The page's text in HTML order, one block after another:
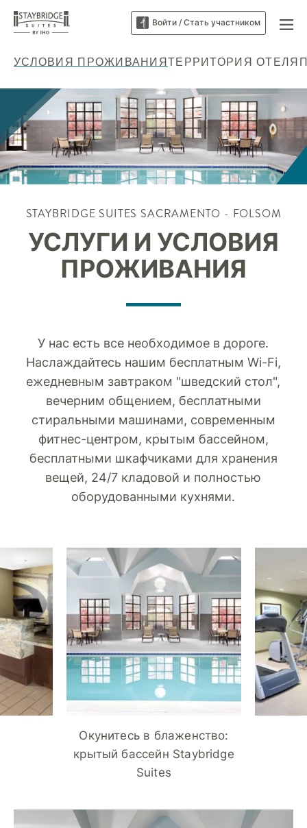
Войти / Стать участником
УСЛОВИЯ ПРОЖИВАНИЯТЕРРИТОРИЯ ОТЕЛЯ
STAYBRIDGE SUITES SACRAMENTO - FOLSOM
УСЛУГИ И УСЛОВИЯ
ПРОЖИВАНИЯ
У нас есть все необходимое в дороге.
Наслаждайтесь нашим бесплатным Wi-Fi,
ежедневным завтраком "шведский стол",
вечерним общением, бесплатными
стиральными машинами, современным
фитнес-центром, крытым бассейном,
бесплатными шкафчиками для хранения
вещей, 24/7 кладовой и полностью
оборудованными кухнями.
Окунитесь в блаженство:
крытый бассейн Staybridge
Suites